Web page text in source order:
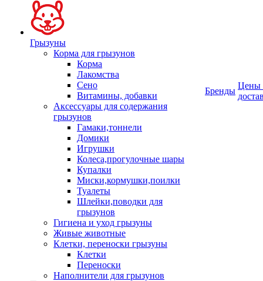
Грызуны
Корма для грызунов
Корма
Лакомства
Сено
Витамины, добавки
Аксессуары для содержания
грызунов
Гамаки,тоннели
Домики
Игрушки
Колеса,прогулочные шары
Купалки
Миски,кормушки,поилки
Туалеты
Шлейки,поводки для
грызунов
Гигиена и уход грызуны
Живые животные
Клетки, переноски грызуны
Клетки
Переноски
Наполнители для грызунов
Бренды
Цены